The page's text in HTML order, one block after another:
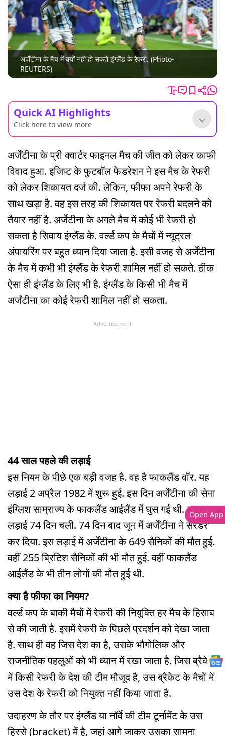
अर्जेंटीना के मैच में क्यों नहीं हो सकते इंग्लैंड के रेफरी. (Photo-
REUTERS)
Quick AI Highlights
Click here to view more
अर्जेंटीना के प्री क्वार्टर फाइनल मैच की जीत को लेकर काफी
विवाद हुआ. इजिप्ट के फुटबॉल फेडरेशन ने इस मैच के रेफरी
को लेकर शिकायत दर्ज की. लेकिन, फीफा अपने रेफरी के
साथ खड़ा है. वह इस तरह की शिकायत पर रेफरी बदलने को
तैयार नहीं है. अर्जेटीना के अगले मैच में कोई भी रेफरी हो
सकता है सिवाय इंग्लैंड के. वर्ल्ड कप के मैचों में न्यूट्रल
अंपायरिंग पर बहुत ध्यान दिया जाता है. इसी वजह से अर्जेंटीना
के मैच में कभी भी इंग्लैंड के रेफरी शामिल नहीं हो सकते. ठीक
ऐसा ही इंग्लैंड के लिए भी है. इंग्लैंड के किसी भी मैच में
अर्जंटीना का कोई रेफरी शामिल नहीं हो सकता.
Advertisement
44 साल पहले की लड़ाई
इस नियम के पीछे एक बड़ी वजह है. वह है फाकलैंड वॉर. यह
लड़ाई 2 अप्रैल 1982 में शुरू हुई. इस दिन अर्जेंटीना की सेना
इंग्लिश साम्राज्य के फाकलैंड आईलैंड में घुस गई थी. यह
लड़ाई 74 दिन चली. 74 दिन बाद जून में अर्जेंटीना ने सरेंडर
कर दिया. इस लड़ाई में अर्जेंटीना के 649 सैनिकों की मौत हुई.
वहीं 255 ब्रिटिश सैनिकों की भी मौत हुई. वहीं फाकलैंड
आईलैंड के भी तीन लोगों की मौत हुई थी.
क्या है फीफा का नियम?
वर्ल्ड कप के बाकी मैचों में रेफरी की नियुक्ति हर मैच के हिसाब
से की जाती है. इसमें रेफरी के पिछले प्रदर्शन को देखा जाता
है. साथ ही वह जिस देश का है, उसके भौगोलिक और
राजनीतिक पहलुओं को भी ध्यान में रखा जाता है. जिस ब्रैकेट
में किसी रेफरी के देश की टीम मौजूद है, उस ब्रैकेट के मैचों में
उस देश के रेफरी को नियुक्त नहीं किया जाता है.
उदाहरण के तौर पर इंग्लैंड या नॉर्वे की टीम टूर्नामेंट के उस
हिस्से (bracket) में है, जहां आगे जाकर उसका सामना
Open App